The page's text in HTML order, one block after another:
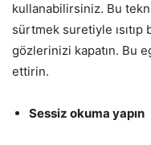
kullanabilirsiniz. Bu
sürtmek suretiyle ısıtıp
gözlerinizi kapatın. Bu
ettirin.
Sessiz okuma yapın